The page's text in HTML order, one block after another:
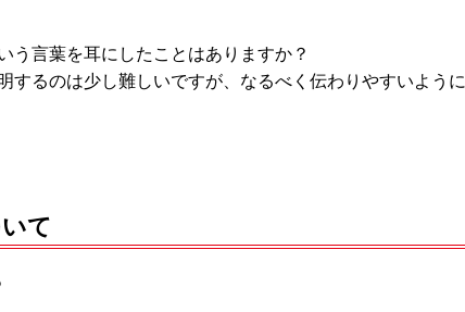
う言葉を耳にしたことはありますか？
するのは少し難しいですが、なるべく伝わりやすいよう
て